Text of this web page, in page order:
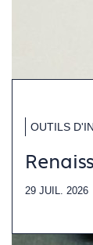
OUTILS
29 JUIL. 2026